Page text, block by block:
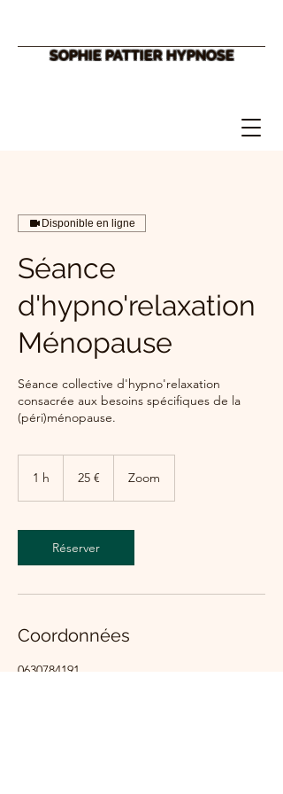
SOPHIE PATTIER HYPNOSE
Disponible en ligne
Séance
d'hypno'relaxation
Ménopause
Séance collective d'hypno'relaxation
consacrée aux besoins spécifiques de la
(péri)ménopause.
1 h 25 € Zoom
Réserver
Coordonnées
0630784191